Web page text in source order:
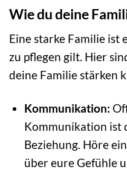
Wie du deine
Eine starke Familie ist
zu pflegen gilt. Hier
deine Familie stärken
Kommunikation:
Kommunikation ist
Beziehung. Höre
über eure Gefühle